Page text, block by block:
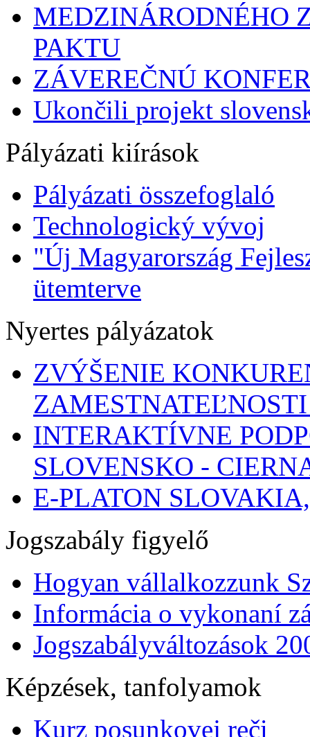
MEDZINÁRODNÉHO
PAKTU
ZÁVEREČNÚ
Ukončili projekt
Pályázati kiírások
Pályázati összefoglaló
Technologický vývoj
"Új Magyarország
ütemterve
Nyertes pályázatok
ZVÝŠENIE
INTERAKTÍVNE
SLOVENSKO -
E-PLATON
Jogszabály figyelő
Hogyan vállalkozzunk
Informácia o vykonaní
Jogszabályváltozások
Képzések, tanfolyamok
Kurz posunkovej reči